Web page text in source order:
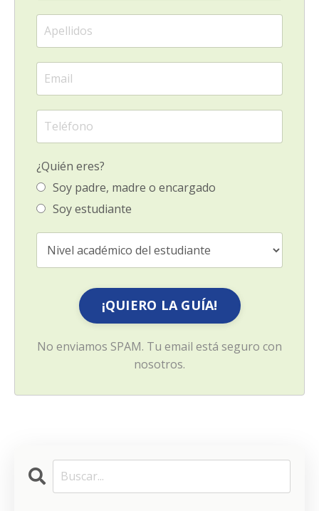
¿Quién eres?
Soy padre, madre o encargado
Soy estudiante
¡QUIERO LA GUÍA!
No enviamos SPAM. Tu email está seguro con
nosotros.